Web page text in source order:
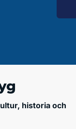
historia och